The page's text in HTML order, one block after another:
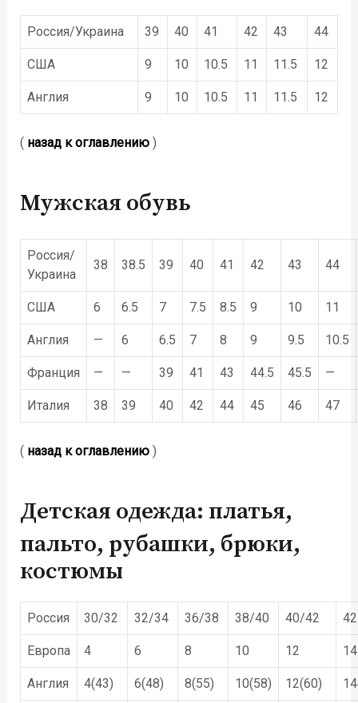
Россия/Украина 39 40 41 42 43 44
США 9 10 10.5 11 11.5 12
Англия 9 10 10.5 11 11.5 12
( назад к оглавлению )
Мужская обувь
Россия/
Украина
38 38.5 39 40 41 42 43 44
США 6 6.5 7 7.5 8.5 9 10 11
Англия — 6 6.5 7 8 9 9.5 10.5
Франция — — 39 41 43 44.5 45.5 —
Италия 38 39 40 42 44 45 46 47
( назад к оглавлению )
Детская одежда: платья,
пальто, рубашки, брюки,
костюмы
Россия 30/32 32/34 36/38 38/40 40/42 42
Европа 4 6 8 10 12 14
Англия 4(43) 6(48) 8(55) 10(58) 12(60)